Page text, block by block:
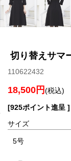
切り替えサマ
110622432
18,500円(税込)
[925ポイント進呈 ]
サイズ
5号